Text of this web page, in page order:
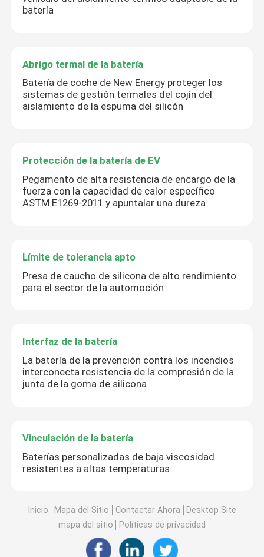
batería
Abrigo termal de la batería
Batería de coche de New Energy proteger los
sistemas de gestión termales del cojín del
aislamiento de la espuma del silicón
Protección de la batería de EV
Pegamento de alta resistencia de encargo de la
fuerza con la capacidad de calor específico
ASTM E1269-2011 y apuntalar una dureza
Límite de tolerancia apto
Presa de caucho de silicona de alto rendimiento
para el sector de la automoción
Interfaz de la batería
La batería de la prevención contra los incendios
interconecta resistencia de la compresión de la
junta de la goma de silicona
Vinculación de la batería
Baterías personalizadas de baja viscosidad
resistentes a altas temperaturas
Inicio Mapa del Sitio Contactar Ahora
Desktop Site
mapa del sitio
Políticas de privacidad